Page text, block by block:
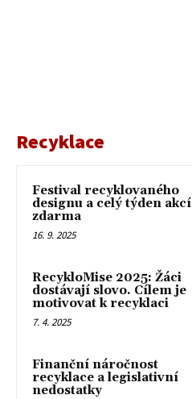
Recyklace
Festival recyklovaného
designu a celý týden akcí
zdarma
16. 9. 2025
RecykloMise 2025: Žáci
dostávají slovo. Cílem je
motivovat k recyklaci
7. 4. 2025
Finanční náročnost
recyklace a legislativní
nedostatky